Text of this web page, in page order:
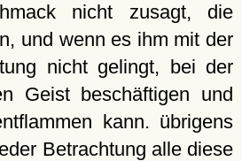
nicht zusagt, die
und wenn es ihm mit der
nicht gelingt, bei der
Geist beschäftigen und
kann. übrigens
Betrachtung alle diese